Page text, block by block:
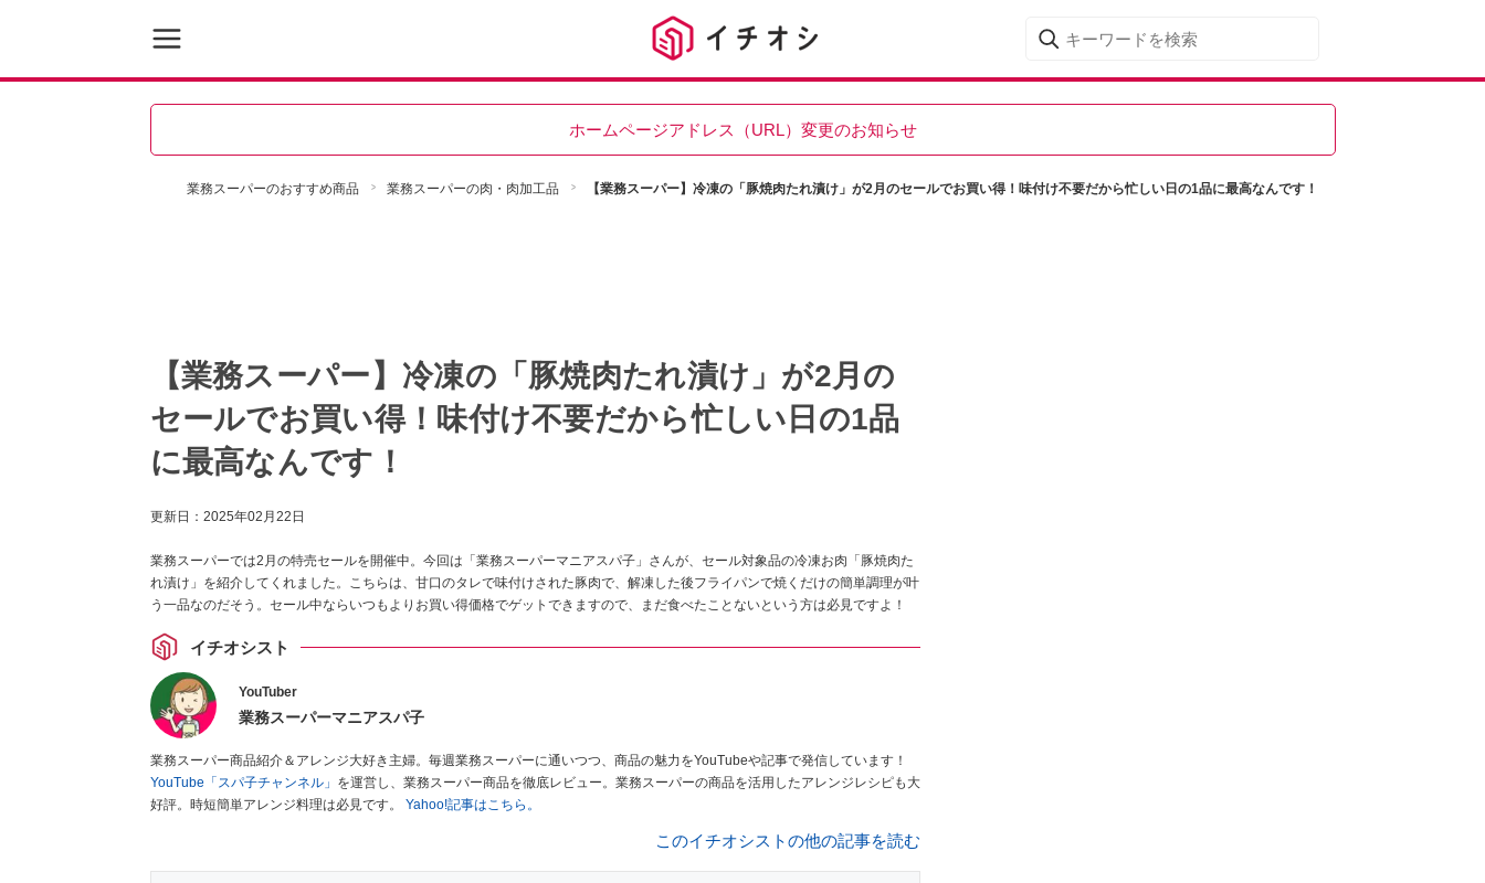
ホームページアドレス（URL）変更のお知らせ
業務スーパーのおすすめ商品 業務スーパーの肉・肉加工品 【業務スーパー】冷凍の「豚焼肉たれ漬け」が2月のセールでお買い得！味付け不要だから忙しい日の1品に最高なんです！
【業務スーパー】冷凍の「豚焼肉たれ漬け」が2月の
セールでお買い得！味付け不要だから忙しい日の1品
に最高なんです！
更新日： 2025年02月22日
業務スーパーでは2月の特売セールを開催中。今回は「業務スーパーマニアスパ子」さんが、セール対象品の冷凍お肉「豚焼肉た
れ漬け」を紹介してくれました。こちらは、甘口のタレで味付けされた豚肉で、解凍した後フライパンで焼くだけの簡単調理が叶
う一品なのだそう。セール中ならいつもよりお買い得価格でゲットできますので、まだ食べたことないという方は必見ですよ！
イチオシスト
YouTuber
業務スーパーマニアスパ子
業務スーパー商品紹介＆アレンジ大好き主婦。毎週業務スーパーに通いつつ、商品の魅力をYouTubeや記事で発信しています！
YouTube「スパ子チャンネル」 を運営し、業務スーパー商品を徹底レビュー。業務スーパーの商品を活用したアレンジレシピも大
好評。時短簡単アレンジ料理は必見です。 Yahoo!記事はこちら。
このイチオシストの他の記事を読む